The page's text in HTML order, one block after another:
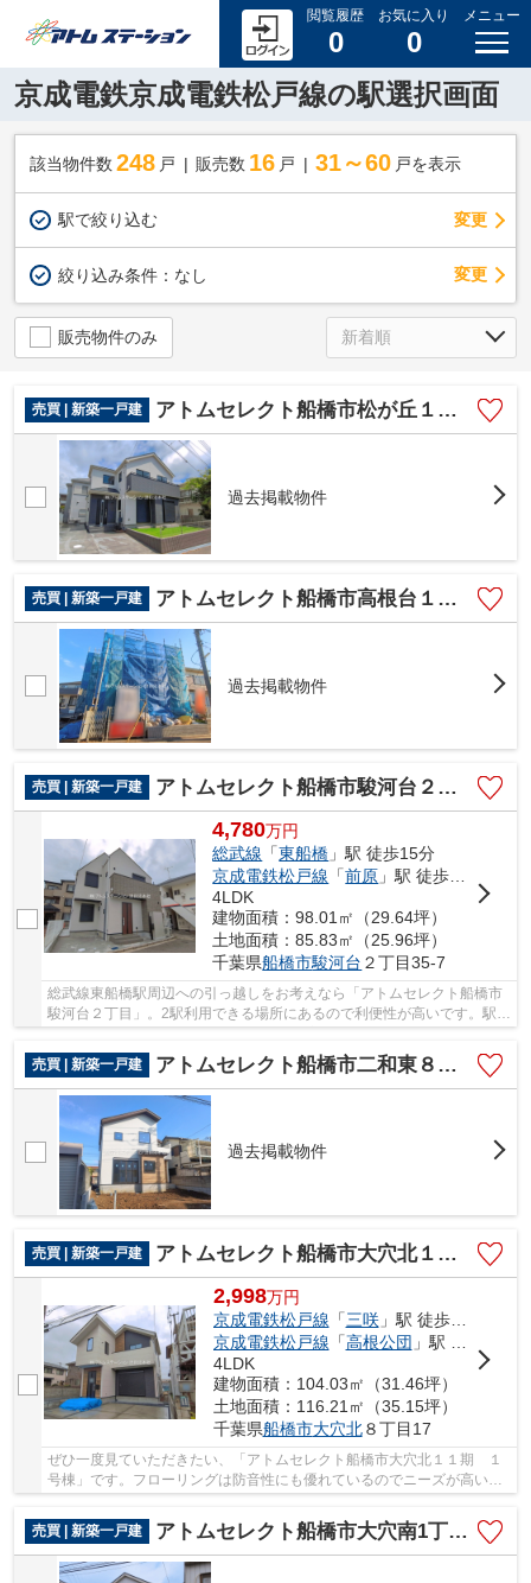
閲覧履歴
0
お気に入り
0
メニュー
京成電鉄京成電鉄松戸線の駅選択画面
該当物件数 248 戸 販売数 16 戸 31～60 戸を表示
駅で絞り込む 変更
絞り込み条件： なし 変更
販売物件のみ
売買 | 新築一戸建 アトムセレクト船橋市松が丘１丁目695番 A号棟
過去掲載物件
売買 | 新築一戸建 アトムセレクト船橋市高根台１２期 １号棟
過去掲載物件
売買 | 新築一戸建 アトムセレクト船橋市駿河台２丁目
4,780万円
総武線 「東船橋 」駅 徒歩15分
京成電鉄松戸線 「前原 」駅 徒歩21分
4LDK
建物面積：98.01㎡（29.64坪）
土地面積：85.83㎡（25.96坪）
千葉県船橋市駿河台 ２丁目35-7
総武線東船橋駅周辺への引っ越しをお考えなら「アトムセレクト船橋市
駿河台２丁目」。2駅利用できる場所にあるので利便性が高いです。駅ま
売買 | 新築一戸建
アトムセレクト船橋市二和東８期 １号棟
過去掲載物件
売買 | 新築一戸建 アトムセレクト船橋市大穴北１１期 １号棟
2,998万円
京成電鉄松戸線 「三咲」駅 徒歩26分
京成電鉄松戸線 「高根公団 」駅 バス6分 「梨園（船橋市）」 停歩8分
4LDK
建物面積：104.03㎡（31.46坪）
土地面積：116.21㎡（35.15坪）
千葉県船橋市大穴北８丁目17
ぜひ一度見ていただきたい、「アトムセレクト船橋市大穴北１１期 １
号棟」です。フローリングは防音性にも優れているのでニーズが高いで
す。戸建て物件をご検討なら、コチラの新築の...
売買 | 新築一戸建
アトムセレクト船橋市大穴南1丁目654番 A号棟